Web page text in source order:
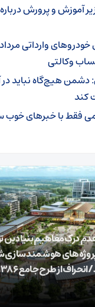
آموزش و پرورش درباره
وکالتی
دشمن هیچ‌گاه نباید در
کند
فقط با خبرهای خوب
عدم درک مفاهیم
پروژه‌های هوشمندسازی